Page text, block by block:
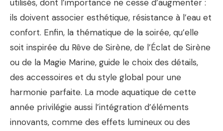
utilisés, dont l’importance ne cesse d’augmenter :
ils doivent associer esthétique, résistance à l’eau et
confort. Enfin, la thématique de la soirée, qu’elle
soit inspirée du Rêve de Sirène, de l’Éclat de Sirène
ou de la Magie Marine, guide le choix des détails,
des accessoires et du style global pour une
harmonie parfaite. La mode aquatique de cette
année privilégie aussi l’intégration d’éléments
innovants, comme des effets lumineux ou des